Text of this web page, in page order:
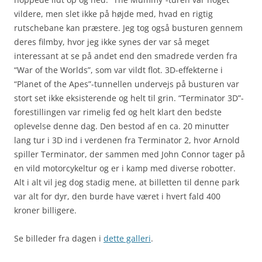
vildere, men slet ikke på højde med, hvad en rigtig
rutschebane kan præstere. Jeg tog også busturen gennem
deres filmby, hvor jeg ikke synes der var så meget
interessant at se på andet end den smadrede verden fra
“War of the Worlds”, som var vildt flot. 3D-effekterne i
“Planet of the Apes”-tunnellen undervejs på busturen var
stort set ikke eksisterende og helt til grin. “Terminator 3D”-
forestillingen var rimelig fed og helt klart den bedste
oplevelse denne dag. Den bestod af en ca. 20 minutter
lang tur i 3D ind i verdenen fra Terminator 2, hvor Arnold
spiller Terminator, der sammen med John Connor tager på
en vild motorcykeltur og er i kamp med diverse robotter.
Alt i alt vil jeg dog stadig mene, at billetten til denne park
var alt for dyr, den burde have været i hvert fald 400
kroner billigere.
Se billeder fra dagen i dette galleri.